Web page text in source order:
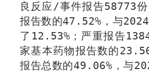
良反应 /事件报告58773
报告数的47.52% ，与2024
了 12.53%；严重报告
家基本药物报告数的
报告总数的49.06%，与